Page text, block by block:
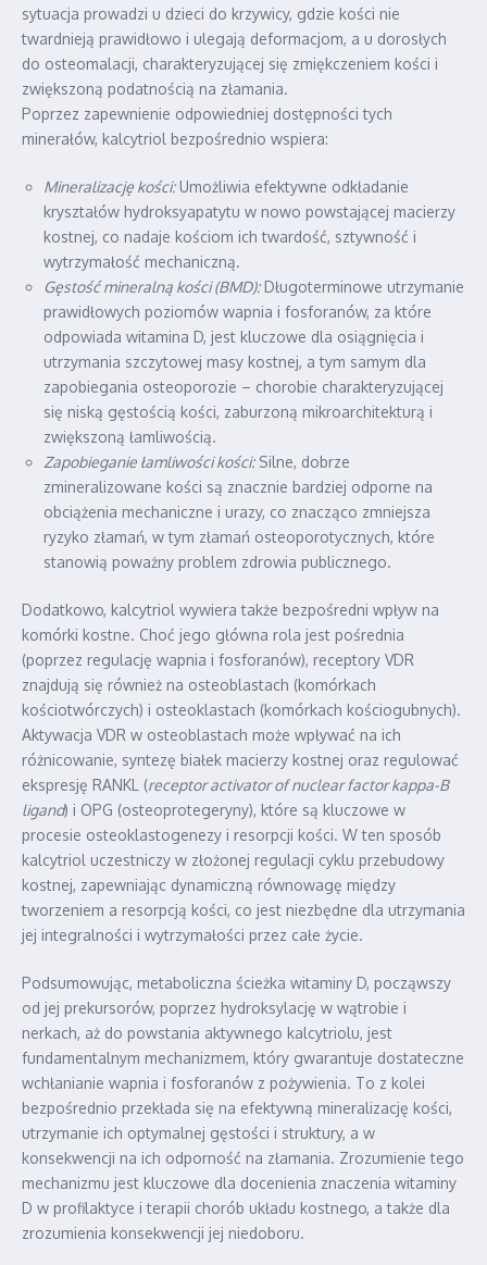
sytuacja prowadzi u dzieci do krzywicy, gdzie kości nie
twardnieją prawidłowo i ulegają deformacjom, a u dorosłych
do osteomalacji, charakteryzującej się zmiękczeniem kości i
zwiększoną podatnością na złamania.
Poprzez zapewnienie odpowiedniej dostępności tych
minerałów, kalcytriol bezpośrednio wspiera:
Mineralizację kości:Umożliwia efektywne odkładanie
kryształów hydroksyapatytu w nowo powstającej macierzy
kostnej, co nadaje kościom ich twardość, sztywność i
wytrzymałość mechaniczną.
Gęstość mineralną kości (BMD):Długoterminowe utrzymanie
prawidłowych poziomów wapnia i fosforanów, za które
odpowiada witamina D, jest kluczowe dla osiągnięcia i
utrzymania szczytowej masy kostnej, a tym samym dla
zapobiegania osteoporozie – chorobie charakteryzującej
się niską gęstością kości, zaburzoną mikroarchitekturą i
zwiększoną łamliwością.
Zapobieganie łamliwości kości:Silne, dobrze
zmineralizowane kości są znacznie bardziej odporne na
obciążenia mechaniczne i urazy, co znacząco zmniejsza
ryzyko złamań, w tym złamań osteoporotycznych, które
stanowią poważny problem zdrowia publicznego.
Dodatkowo, kalcytriol wywiera także bezpośredni wpływ na
komórki kostne. Choć jego główna rola jest pośrednia
(poprzez regulację wapnia i fosforanów), receptory VDR
znajdują się również na osteoblastach (komórkach
kościotwórczych) i osteoklastach (komórkach kościogubnych).
Aktywacja VDR w osteoblastach może wpływać na ich
różnicowanie, syntezę białek macierzy kostnej oraz regulować
ekspresję RANKL (receptor activator of nuclear factor kappa-B
ligand) i OPG (osteoprotegeryny), które są kluczowe w
procesie osteoklastogenezy i resorpcji kości. W ten sposób
kalcytriol uczestniczy w złożonej regulacji cyklu przebudowy
kostnej, zapewniając dynamiczną równowagę między
tworzeniem a resorpcją kości, co jest niezbędne dla utrzymania
jej integralności i wytrzymałości przez całe życie.
Podsumowując, metaboliczna ścieżka witaminy D, począwszy
od jej prekursorów, poprzez hydroksylację w wątrobie i
nerkach, aż do powstania aktywnego kalcytriolu, jest
fundamentalnym mechanizmem, który gwarantuje dostateczne
wchłanianie wapnia i fosforanów z pożywienia. To z kolei
bezpośrednio przekłada się na efektywną mineralizację kości,
utrzymanie ich optymalnej gęstości i struktury, a w
konsekwencji na ich odporność na złamania. Zrozumienie tego
mechanizmu jest kluczowe dla docenienia znaczenia witaminy
D w profilaktyce i terapii chorób układu kostnego, a także dla
zrozumienia konsekwencji jej niedoboru.